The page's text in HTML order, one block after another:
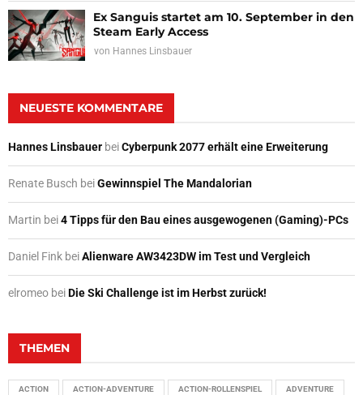
Ex Sanguis startet am 10. September in den
Steam Early Access
von Hannes Linsbauer
NEUESTE KOMMENTARE
Hannes Linsbauer beiCyberpunk 2077 erhält eine Erweiterung
Renate Busch beiGewinnspiel The Mandalorian
Martin bei4 Tipps für den Bau eines ausgewogenen (Gaming)-PCs
Daniel Fink beiAlienware AW3423DW im Test und Vergleich
elromeo beiDie Ski Challenge ist im Herbst zurück!
THEMEN
ACTION ACTION-ADVENTURE ACTION-ROLLENSPIEL ADVENTURE